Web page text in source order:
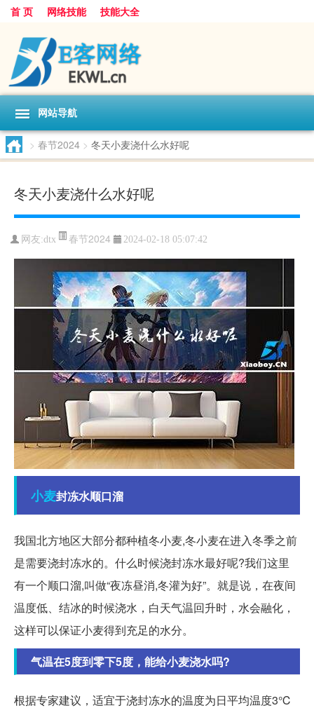
首 页 网络技能 技能大全
网站导航
> 春节2024 > 冬天小麦浇什么水好呢
冬天小麦浇什么水好呢
网友:dtx 春节2024 2024-02-18 05:07:42
小麦封冻水顺口溜
我国北方地区大部分都种植冬小麦,冬小麦在进入冬季之前
是需要浇封冻水的。什么时候浇封冻水最好呢?我们这里
有一个顺口溜,叫做“夜冻昼消,冬灌为好”。就是说，在夜间
温度低、结冰的时候浇水，白天气温回升时，水会融化，
这样可以保证小麦得到充足的水分。
气温在5度到零下5度，能给小麦浇水吗?
根据专家建议，适宜于浇封冻水的温度为日平均温度3℃